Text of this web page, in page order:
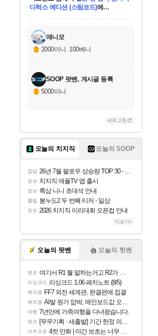
교환.
당첨되셨습니다.
당첨되셨습니다.
당첨되셨습니다.
디럭스 에디션 (스팀코드)에
당첨되셨습니다.
당첨되셨습니다.
당첨되셨습니다.
에디션 (스팀코드)
당첨되셨습니다.
애니모
2000이니 · 100베니
SOOP 팟벤, 게시글 등록
5000이니
새로고침
오늘의 치지직 오늘의 SOOP
잡담 26년 7월 팔로우 상승량 TOP 30 - 월간 치지직
정보 치지직 애플TV 앱 출시
정보 룩삼 니니 초대석 안내
클립 봉누도2 두 번째 티저 - 일상
정보 2026 치지직 이리대회 오픈컵 안내
더보기+
오늘의 팟벤 오늘의 핫벤
명조 여기서 R1 뭘 말하는거고 R2가 뭘말하는걸까요?
리싱크드 리싱크드 1.06 패치노트 (8/5)
해외겜 FF7 외전 세계관, 완결편에 집결
해외겜 AI발 원가 압박, 메인보드값 오르나
여행 7년만에 가족여행을 다녀왔습니다.
명조 [무무기획 · 새출발] 기간 한정 의뢰 이벤트
아주프로 4컷 만화 | 야간 보초는 너무 힘들어